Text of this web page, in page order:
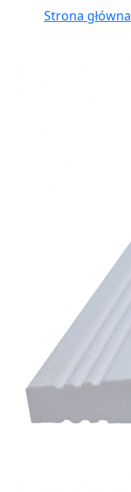
Strona główna